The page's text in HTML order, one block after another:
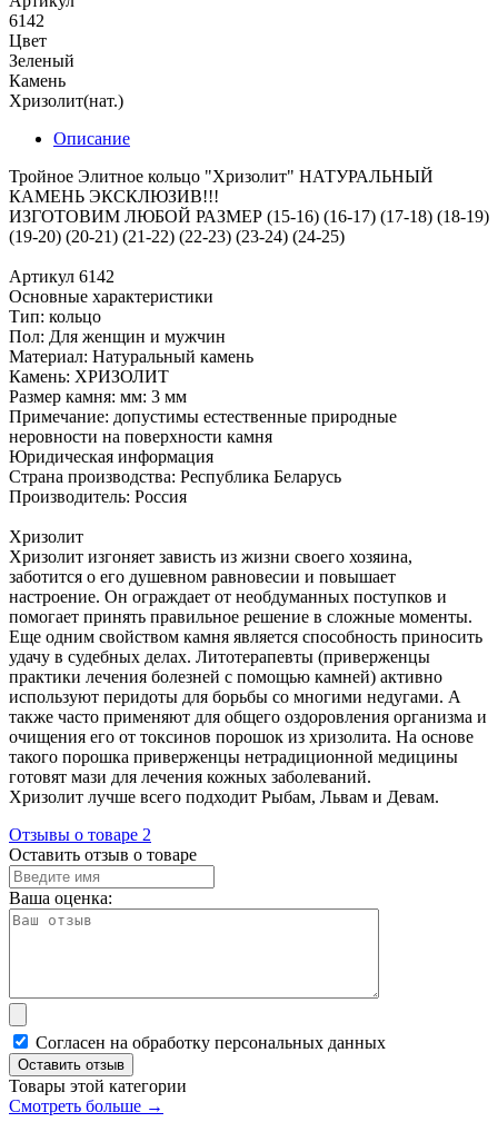
6142
Цвет
Зеленый
Камень
Хризолит(нат.)
Описание
Тройное Элитное кольцо "Хризолит" НАТУРАЛЬНЫЙ
КАМЕНЬ ЭКСКЛЮЗИВ!!!
ИЗГОТОВИМ ЛЮБОЙ РАЗМЕР (15-16) (16-17) (17-18) (18-19)
(19-20) (20-21) (21-22) (22-23) (23-24) (24-25)
Артикул 6142
Основные характеристики
Тип: кольцо
Пол: Для женщин и мужчин
Материал: Натуральный камень
Камень: ХРИЗОЛИТ
Размер камня: мм: 3 мм
Примечание: допустимы естественные природные
неровности на поверхности камня
Юридическая информация
Страна производства: Республика Беларусь
Производитель: Россия
Хризолит
Хризолит изгоняет зависть из жизни своего хозяина,
заботится о его душевном равновесии и повышает
настроение. Он ограждает от необдуманных поступков и
помогает принять правильное решение в сложные моменты.
Еще одним свойством камня является способность приносить
удачу в судебных делах. Литотерапевты (приверженцы
практики лечения болезней с помощью камней) активно
используют перидоты для борьбы со многими недугами. А
также часто применяют для общего оздоровления организма и
очищения его от токсинов порошок из хризолита. На основе
такого порошка приверженцы нетрадиционной медицины
готовят мази для лечения кожных заболеваний.
Хризолит лучше всего подходит Рыбам, Львам и Девам.
Отзывы о товаре 2
Оставить отзыв о товаре
Ваша оценка:
Согласен на обработку персональных данных
Оставить отзыв
Товары этой категории
Смотреть больше →